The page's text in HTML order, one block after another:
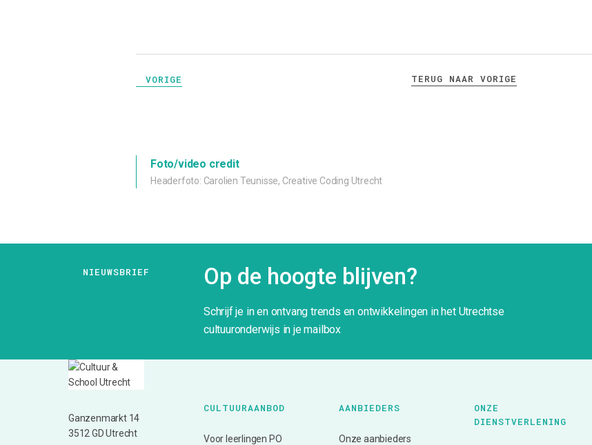
VORIGE TERUG NAAR VORIGE
Foto/video credit
Headerfoto: Carolien Teunisse, Creative Coding Utrecht
NIEUWSBRIEF Op de hoogte blijven?
Schrijf je in en ontvang trends en ontwikkelingen in het Utrechtse
cultuuronderwijs in je mailbox
Ganzenmarkt 14
3512 GD Utrecht
CULTUURAANBOD
Voor leerlingen PO
AANBIEDERS
Onze aanbieders
ONZE
DIENSTVERLENING